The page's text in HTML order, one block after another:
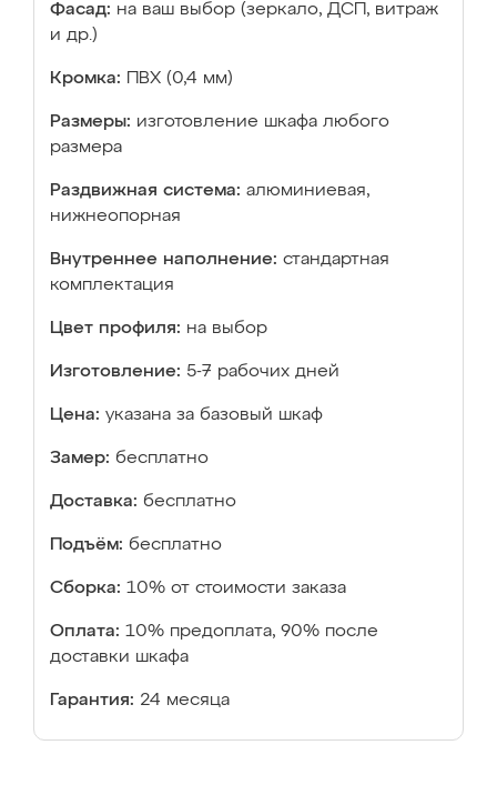
Фасад: на ваш выбор (зеркало, ДСП, витраж
и др.)
Кромка: ПВХ (0,4 мм)
Размеры: изготовление шкафа любого
размера
Раздвижная система: алюминиевая,
нижнеопорная
Внутреннее наполнение: стандартная
комплектация
Цвет профиля: на выбор
Изготовление: 5-7 рабочих дней
Цена: указана за базовый шкаф
Замер: бесплатно
Доставка: бесплатно
Подъём: бесплатно
Сборка: 10% от стоимости заказа
Оплата: 10% предоплата, 90% после
доставки шкафа
Гарантия: 24 месяца